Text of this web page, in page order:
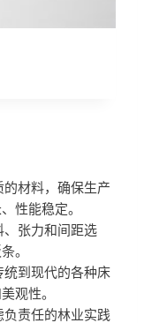
材料，确保生产
性能稳定。
张力和间距选
。
到现代的各种床
观性。
责任的林业实践